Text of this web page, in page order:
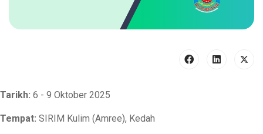
Tarikh: 6 - 9 Oktober 2025
Tempat: SIRIM Kulim (Amree), Kedah